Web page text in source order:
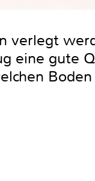
verlegt
eine gute
Boden